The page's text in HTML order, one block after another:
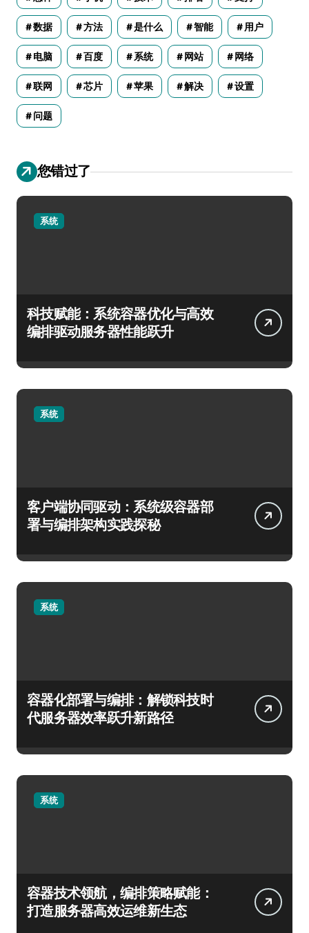
数据 方法 是什么 智能 用户
电脑 百度 系统 网站 网络
联网 芯片 苹果 解决 设置
问题
您错过了
系统
科技赋能：系统容器优化与高效
编排驱动服务器性能跃升
系统
客户端协同驱动：系统级容器部
署与编排架构实践探秘
系统
容器化部署与编排：解锁科技时
代服务器效率跃升新路径
系统
容器技术领航，编排策略赋能：
打造服务器高效运维新生态